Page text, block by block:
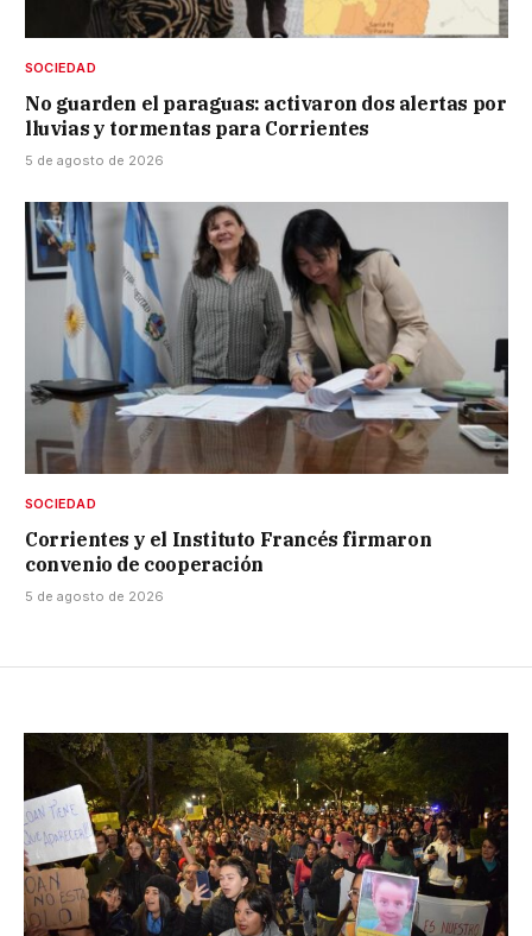
SOCIEDAD
No guarden el paraguas: activaron dos alertas por
lluvias y tormentas para Corrientes
5 de agosto de 2026
SOCIEDAD
Corrientes y el Instituto Francés firmaron
convenio de cooperación
5 de agosto de 2026